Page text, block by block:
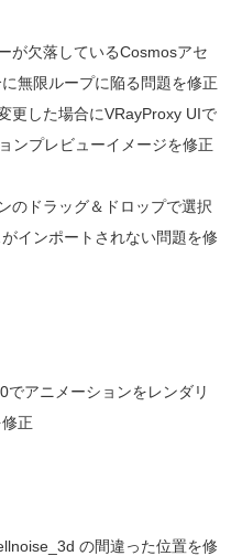
が欠落しているCosmosアセ
無限ループに陥る問題を修正
更した場合にVRayProxy UIで
ンプレビューイメージを修正
のドラッグ＆ドロップで選択
インポートされない問題を修
アニメーションをレンダリ
正
の間違った位置を修